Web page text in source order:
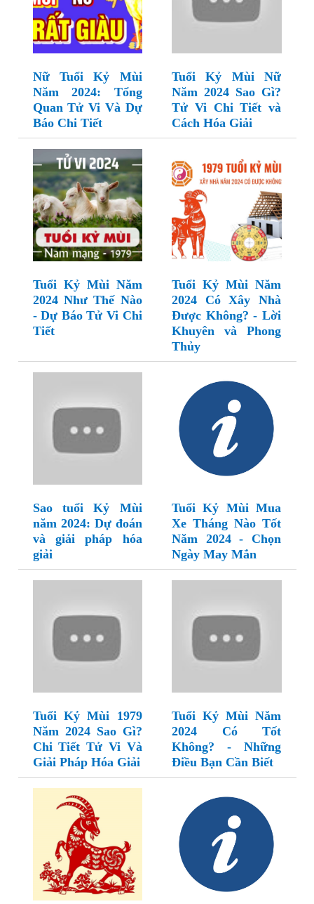
Nữ Tuổi Kỷ Mùi
Năm 2024: Tổng
Quan Tử Vi Và Dự
Báo Chi Tiết
Tuổi Kỷ Mùi Nữ
Năm 2024 Sao Gì?
Tử Vi Chi Tiết và
Cách Hóa Giải
Tuổi Kỷ Mùi Năm
2024 Như Thế Nào
- Dự Báo Tử Vi Chi
Tiết
Tuổi Kỷ Mùi Năm
2024 Có Xây Nhà
Được Không? - Lời
Khuyên và Phong
Thủy
Sao tuổi Kỷ Mùi
năm 2024: Dự đoán
và giải pháp hóa
giải
Tuổi Kỷ Mùi Mua
Xe Tháng Nào Tốt
Năm 2024 - Chọn
Ngày May Mắn
Tuổi Kỷ Mùi 1979
Năm 2024 Sao Gì?
Chi Tiết Tử Vi Và
Giải Pháp Hóa Giải
Tuổi Kỷ Mùi Năm
2024 Có Tốt
Không? - Những
Điều Bạn Cần Biết